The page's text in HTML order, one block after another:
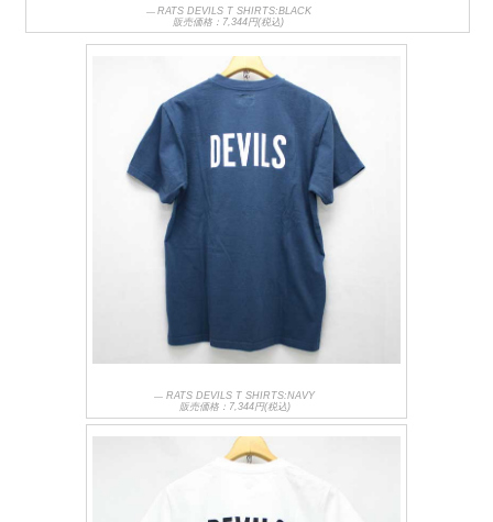
RATS DEVILS T SHIRTS:BLACK
販売価格：7,344円(税込)
RATS DEVILS T SHIRTS:NAVY
販売価格：7,344円(税込)